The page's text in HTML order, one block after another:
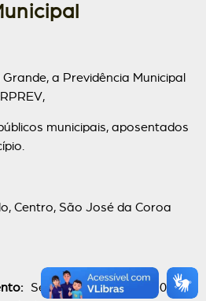
a Previdência Municipal
municipais, aposentados
Centro, São José da Coroa
Segunda à Sexta, das 07:00